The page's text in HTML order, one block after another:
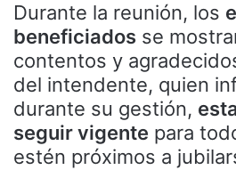
Durante la reunión, los
beneficiados se
contentos y
del intendente, quien
durante su gestión,
seguir vigente para
estén próximos a